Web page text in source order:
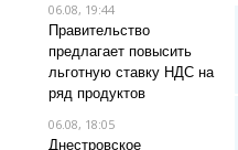
06.08, 19:44
Правительство
предлагает повысить
льготную ставку НДС на
ряд продуктов
06.08, 18:05
Днестровское